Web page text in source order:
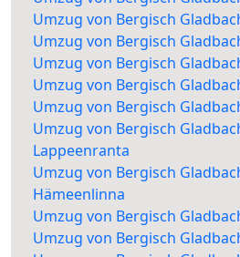
Umzug von Bergisch
Umzug von Bergisch
Umzug von Bergisch
Umzug von Bergisch
Umzug von Bergisch
Umzug von Bergisch
Lappeenranta
Umzug von Bergisch
Hämeenlinna
Umzug von Bergisch
Umzug von Bergisch